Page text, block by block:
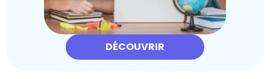
DÉCOUVRIR